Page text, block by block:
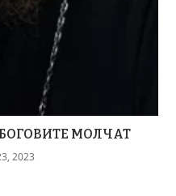
МОЛЧАТ
2023